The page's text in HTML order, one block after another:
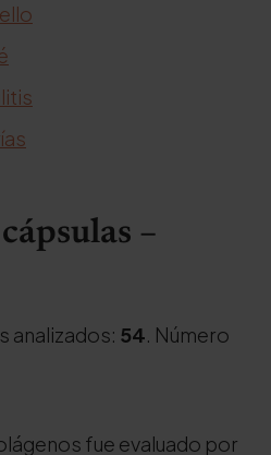
–
analizados: 54. Número
fue evaluado por